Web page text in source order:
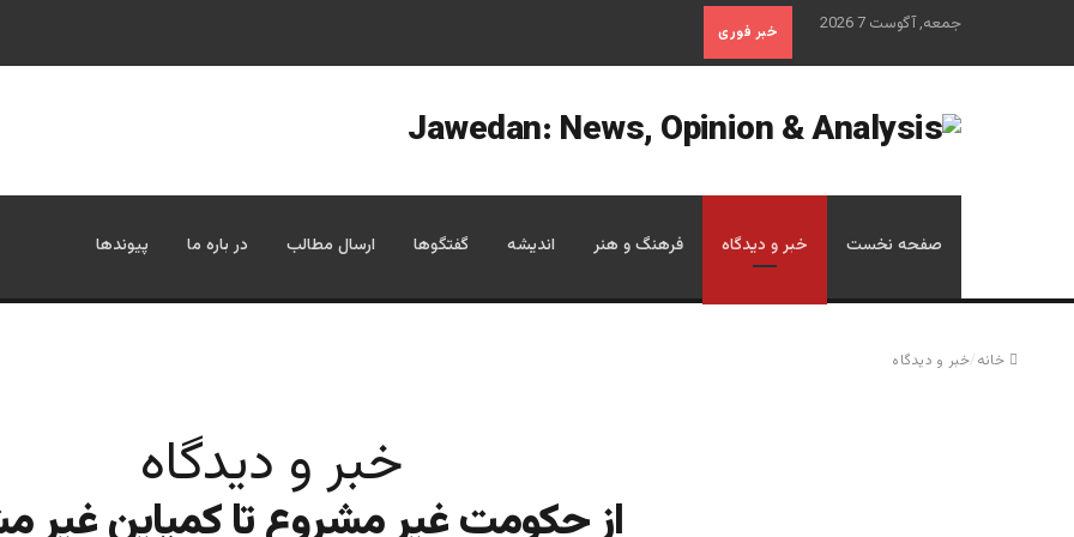
جمعه, آگوست 7 2026 خبر فوری
صفحه نخست خبر و دیدگاه فرهنگ و هنر اندیشه گفتگوها ارسال مطالب در باره ما پیوندها
خانه/خبر و دیدگاه
خبر و دیدگاه
از حكومت غير مشروع تا كمپاين غير